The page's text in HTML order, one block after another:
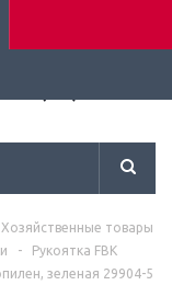
Хозяйственные товары
-
Рукоятка FBK
зеленая 29904-5